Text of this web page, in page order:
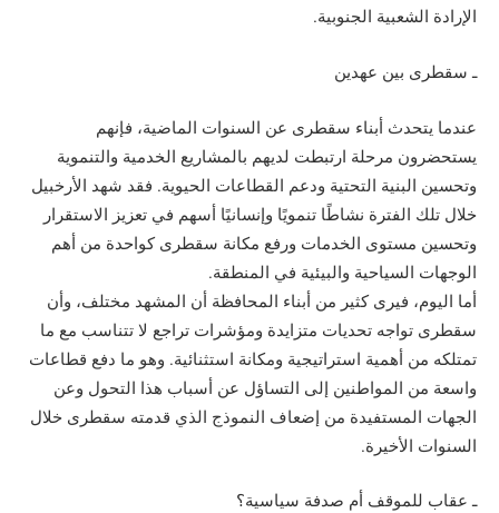
الإرادة الشعبية الجنوبية.
ـ سقطرى بين عهدين
عندما يتحدث أبناء سقطرى عن السنوات الماضية، فإنهم
يستحضرون مرحلة ارتبطت لديهم بالمشاريع الخدمية والتنموية
وتحسين البنية التحتية ودعم القطاعات الحيوية. فقد شهد الأرخبيل
خلال تلك الفترة نشاطًا تنمويًا وإنسانيًا أسهم في تعزيز الاستقرار
وتحسين مستوى الخدمات ورفع مكانة سقطرى كواحدة من أهم
الوجهات السياحية والبيئية في المنطقة.
أما اليوم، فيرى كثير من أبناء المحافظة أن المشهد مختلف، وأن
سقطرى تواجه تحديات متزايدة ومؤشرات تراجع لا تتناسب مع ما
تمتلكه من أهمية استراتيجية ومكانة استثنائية. وهو ما دفع قطاعات
واسعة من المواطنين إلى التساؤل عن أسباب هذا التحول وعن
الجهات المستفيدة من إضعاف النموذج الذي قدمته سقطرى خلال
السنوات الأخيرة.
ـ عقاب للموقف أم صدفة سياسية؟